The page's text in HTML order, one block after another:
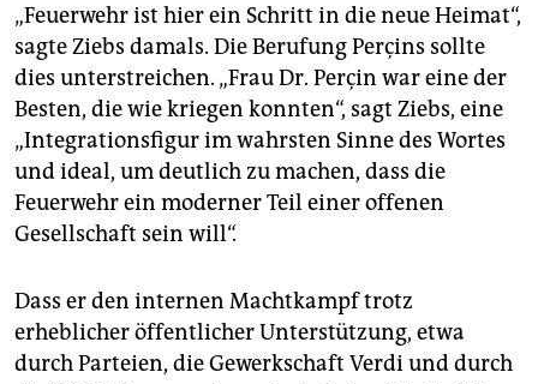
„Feuerwehr ist hier ein Schritt in die neue Heimat“,
sagte Ziebs damals. Die Berufung Perçins sollte
dies unterstreichen. „Frau Dr. Perçin war eine der
Besten, die wie kriegen konnten“, sagt Ziebs, eine
„Integrationsfigur im wahrsten Sinne des Wortes
und ideal, um deutlich zu machen, dass die
Feuerwehr ein moderner Teil einer offenen
Gesellschaft sein will“.
Dass er den internen Machtkampf trotz
erheblicher öffentlicher Unterstützung, etwa
durch Parteien, die Gewerkschaft Verdi und durch